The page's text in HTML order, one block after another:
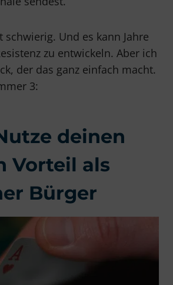
schwierig. Und es kann Jahre
zu entwickeln. Aber ich
der das ganz einfach macht.
3:
deinen
Vorteil als
Bürger